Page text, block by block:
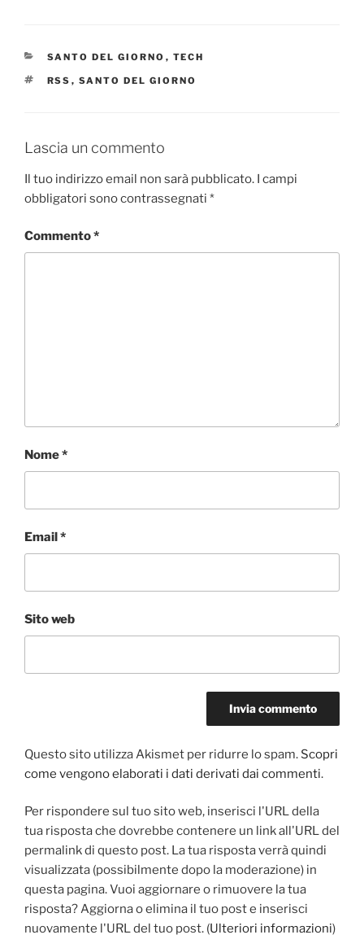
CATEGORIE
SANTO DEL GIORNO , TECH
TAG
RSS , SANTO DEL GIORNO
Lascia un commento
Il tuo indirizzo email non sarà pubblicato. I campi
obbligatori sono contrassegnati *
Commento*
Nome*
Email *
Sito web
Questo sito utilizza Akismet per ridurre lo spam. Scopri
come vengono elaborati i dati derivati dai commenti.
Per rispondere sul tuo sito web, inserisci l'URL della
tua risposta che dovrebbe contenere un link all'URL del
permalink di questo post. La tua risposta verrà quindi
visualizzata (possibilmente dopo la moderazione) in
questa pagina. Vuoi aggiornare o rimuovere la tua
risposta? Aggiorna o elimina il tuo post e inserisci
nuovamente l'URL del tuo post. (Ulteriori informazioni)